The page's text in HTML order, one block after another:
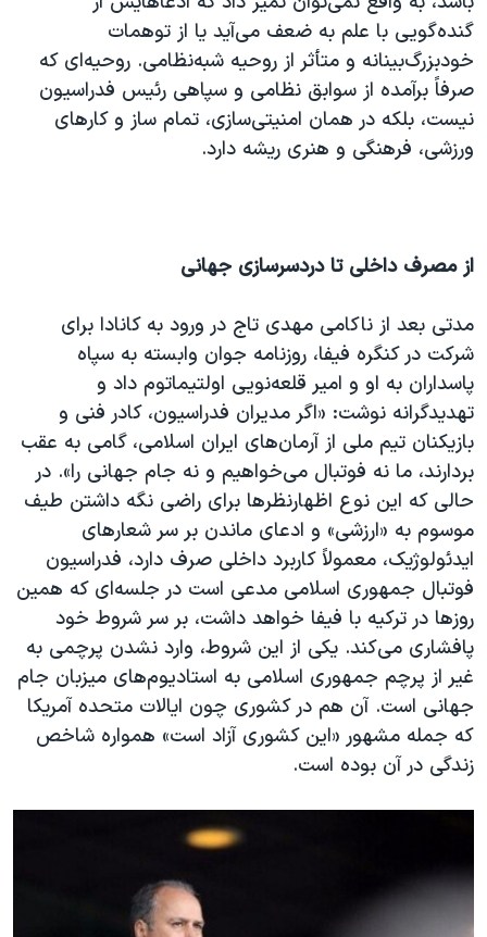
گنده‌گویی با علم به ضعف می‌آید یا از توهمات
خودبزرگ‌بینانه و متأثر از روحیه شبه‌نظامی. روحیه‌ای که
صرفاً برآمده از سوابق نظامی و سپاهی رئیس فدراسیون
نیست، بلکه در همان امنیتی‌سازی، تمام ساز و کارهای
ورزشی، فرهنگی و هنری ریشه دارد.
از مصرف داخلی تا دردسرسازی جهانی
مدتی بعد از ناکامی مهدی تاج در ورود به کانادا برای
شرکت در کنگره فیفا، روزنامه جوان وابسته به سپاه
پاسداران به او و امیر قلعه‌نویی اولتیماتوم داد و
تهدیدگرانه نوشت: «اگر مدیران فدراسیون، کادر فنی و
بازیکنان تیم ملی از آرمان‌های ایران اسلامی، گامی به عقب
بردارند، ما نه فوتبال می‌خواهیم و نه جام جهانی را». در
حالی که این نوع اظهارنظرها برای راضی نگه داشتن طیف
موسوم به «ارزشی» و ادعای ماندن بر سر شعارهای
ایدئولوژیک، معمولاً کاربرد داخلی صرف دارد، فدراسیون
فوتبال جمهوری اسلامی مدعی است در جلسه‌ای که همین
روزها در ترکیه با فیفا خواهد داشت، بر سر شروط خود
پافشاری می‌کند. یکی از این شروط، وارد نشدن پرچمی به
غیر از پرچم جمهوری اسلامی به استادیوم‌های میزبان جام
جهانی است. آن هم در کشوری چون ایالات متحده آمریکا
که جمله مشهور «این کشوری آزاد است» همواره شاخص
زندگی در آن بوده است.